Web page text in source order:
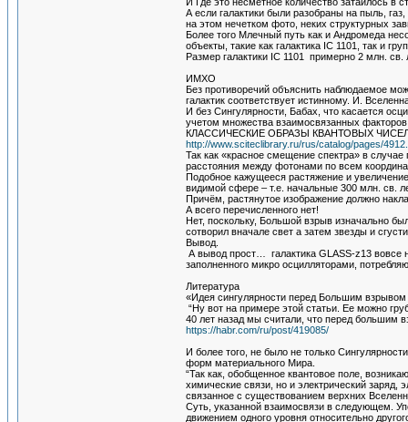
А если галактики были разобраны на пыль,
на этом нечетком фото, неких структурных
Более того Млечный путь как и Андромеда
объекты, такие как галактика IC 1101, так и
Размер галактики IC 1101 примерно 2 млн.
ИМХО
Без противоречий объяснить наблюдаемое
галактик соответствует истинному. И.
И без Сингулярности, Бабах, что касается
учетом множества взаимосвязанных
КЛАССИЧЕСКИЕ ОБРАЗЫ КВАНТОВЫХ ЧИСЕЛ
http://www.sciteclibrary.ru/rus/catalog/pages/
Так как «красное смещение спектра» в
расстояния между фотонами по всем
Подобное кажущееся растяжение и
видимой сфере – т.е. начальные 300 млн. св.
Причём, растянутое изображение должно
А всего перечисленного нет!
Нет, поскольку, Большой взрыв изначально
сотворил вначале свет а затем звезды и
Вывод.
А вывод прост… галактика GLASS-z13 вовсе
заполненного микро осцилляторами,
Литература
«Идея сингулярности перед Большим взрывом
“Ну вот на примере этой статьи. Ее можно
40 лет назад мы считали, что перед большим
https://habr.com/ru/post/419085/
И более того, не было не только
форм материального Мира.
“Так как, обобщенное квантовое поле,
химические связи, но и электрический
связанное с существованием верхних
Суть, указанной взаимосвязи в следующем.
движением одного уровня относительно